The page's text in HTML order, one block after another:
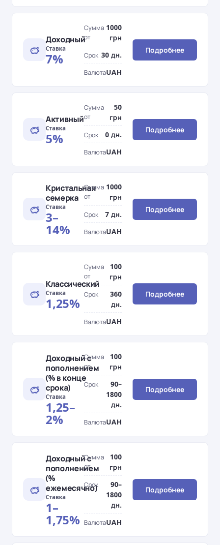
Доходный
Ставка
7%
Сумма
от
1000
грн
Срок 30 дн.
ВалютаUAH
Подробнее
Активный
Ставка
5%
Сумма
от
50
грн
Срок 0 дн.
ВалютаUAH
Подробнее
Кристальная
семерка
Ставка
3–
14%
Сумма
от
1000
грн
Срок 7 дн.
ВалютаUAH
Подробнее
Классический
Ставка
1,25%
Сумма
от
100
грн
Срок
360
дн.
ВалютаUAH
Подробнее
Доходный с
пополнением
(% в конце
срока)
Ставка
1,25–
2%
Сумма
от
100
грн
Срок
90–
1800
дн.
ВалютаUAH
Подробнее
Доходный с
пополнением
(%
ежемесячно)
Ставка
1–
1,75%
Сумма
от
100
грн
Срок
90–
1800
дн.
ВалютаUAH
Подробнее